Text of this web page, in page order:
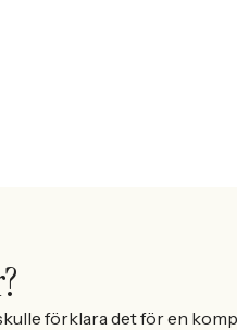
förklara det för en